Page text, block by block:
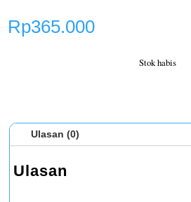
Rp365.000
Stok habis
Ulasan (0)
Ulasan